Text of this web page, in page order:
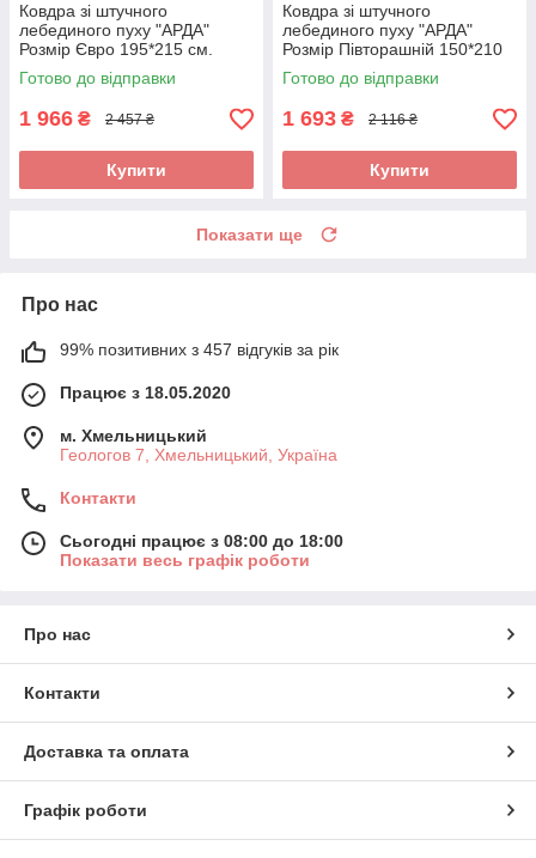
Ковдра зі штучного
лебединого пуху "АРДА"
Розмір Євро 195*215 см.
Зимова тепла ковдра
Готово до відправки
1 966 ₴ 2 457 ₴
Купити
Ковдра зі штучного
лебединого пуху "АРДА"
Розмір Півторашній 150*210
см. Зимова тепла ковдра
Готово до відправки
1 693 ₴ 2 116 ₴
Купити
Показати ще
Про нас
99% позитивних з 457 відгуків за рік
Працює з 18.05.2020
м. Хмельницький
Геологов 7, Хмельницький, Україна
Контакти
Сьогодні працює з 08:00 до 18:00
Показати весь графік роботи
Про нас
Контакти
Доставка та оплата
Графік роботи